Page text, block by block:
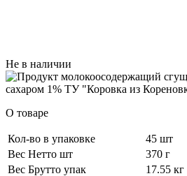
Не в наличии
О товаре
Кол-во в упаковке
45 шт
Вес Нетто шт
370 г
Вес Брутто упак
17.55 кг